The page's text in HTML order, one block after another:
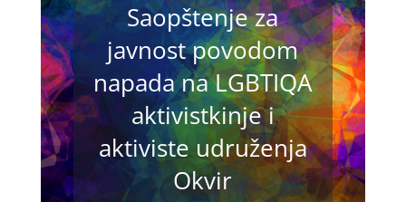
Saopštenje za
javnost povodom
napada na LGBTIQA
aktivistkinje i
aktiviste udruženja
Okvir